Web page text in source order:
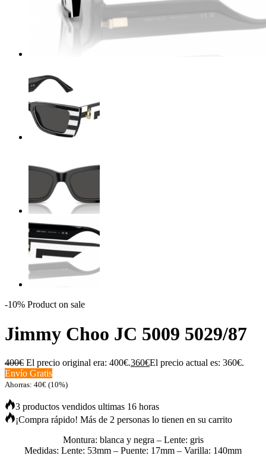
-10% Product on sale
Jimmy Choo JC 5009 5029/87
400€ El precio original era: 400€.360€El precio actual es: 360€.
Envío Gratis
Ahorras: 40€ (10%)
3 productos vendidos ultimas 16 horas
¡Compra rápido! Más de 2 personas lo tienen en su carrito
Montura: blanca y negra – Lente: gris
Medidas: Lente: 53mm – Puente: 17mm – Varilla: 140mm